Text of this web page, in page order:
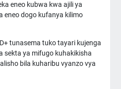
eneo kubwa kwa ajili ya
eneo dogo kufanya kilimo
tunasema tuko tayari kujenga
sekta ya mifugo kuhakikisha
bila kuharibu vyanzo vya